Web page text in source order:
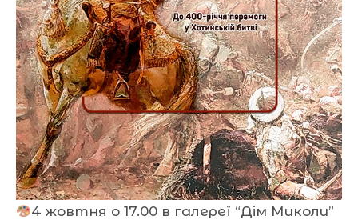
4 жовтня о 17.00 в галереї “Дім Миколи”